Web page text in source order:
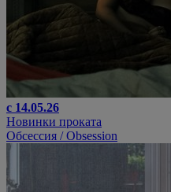
с 14.05.26
Новинки проката
Обсессия / Obsession